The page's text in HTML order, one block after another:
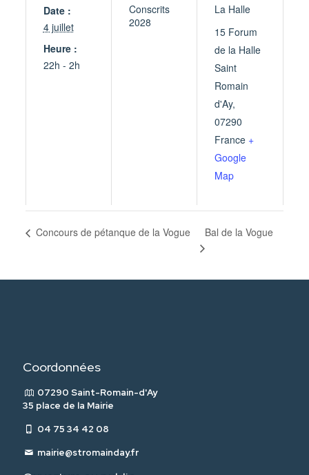
Date :
4 juillet
Heure :
22h - 2h
La Halle
15 Forum
de la Halle
Saint
Romain
d'Ay,
07290
France +
Google
Map
Conscrits
2028
Concours de pétanque de la Vogue Bal de la Vogue
Coordonnées
07290 Saint-Romain-d'Ay
35 place de la Mairie
04 75 34 42 08
mairie@stromainday.fr